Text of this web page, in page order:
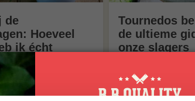
de
Hoeveel
ik écht
persoon?
gids)
de hoeveelheid?
Tournedos
de ultieme
onze slagers
slagers delen
kerntemperaturen,
snij-tips. Zo maak